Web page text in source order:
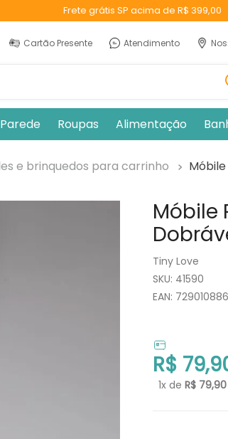
Frete grátis SP acima de R$ 399,00
Cartão Presente Atendimento
Roupas Alimentação
e brinquedos para carrinho
Móbile
Tiny Love
: 41590
EAN:
R$ 79,
1x de R$ 79,90